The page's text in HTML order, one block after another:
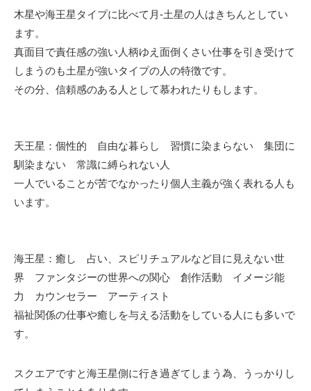
木星や海王星タイプに比べて月-土星の人はきちんとしてい
ます。
真面目で責任感の強い人柄ゆえ面倒くさい仕事を引き受けて
しまうのも土星が強いタイプの人の特徴です。
その分、信頼感のある人として慕われたりもします。
天王星：個性的 自由な暮らし 習慣に染まらない 集団に
馴染まない 常識に縛られない人
一人でいることが苦でなかったり個人主義が強く表れる人も
います。
海王星：癒し 占い、スピリチュアルなど目に見えない世
界 ファンタジーの世界への関心 創作活動 イメージ能
力 カウンセラー アーティスト
福祉関係の仕事や癒しを与える活動をしている人にも多いで
す。
スクエアですと海王星側に行き過ぎてしまう為、うっかりし